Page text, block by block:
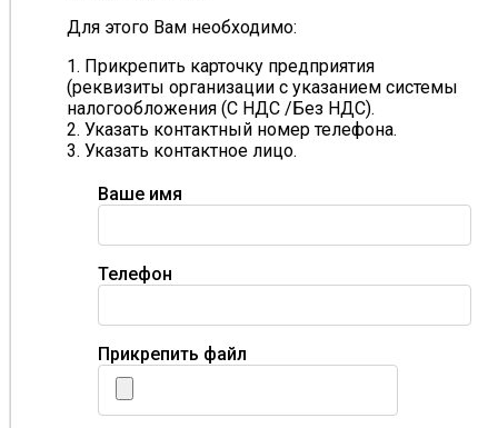
Для этого Вам необходимо:
1. Прикрепить карточку предприятия
(реквизиты организации с указанием системы
налогообложения (С НДС /Без НДС).
2. Указать контактный номер телефона.
3. Указать контактное лицо.
Ваше имя
Телефон
Прикрепить файл